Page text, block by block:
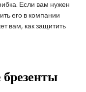
Если вам нужен
его в компании
вам, как защитить